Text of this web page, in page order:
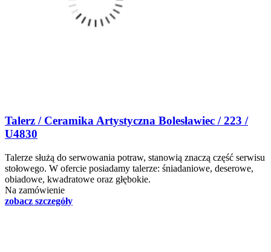
Talerz / Ceramika Artystyczna Bolesławiec / 223 /
U4830
Talerze służą do serwowania potraw, stanowią znaczą część serwisu
stołowego. W ofercie posiadamy talerze: śniadaniowe, deserowe,
obiadowe, kwadratowe oraz głębokie.
Na zamówienie
zobacz szczegóły